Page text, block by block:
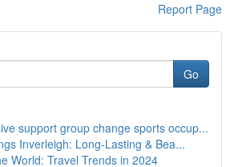
Report Page
Go
support group change sports occup...
Inverleigh: Long-Lasting & Bea...
World: Travel Trends in 2024